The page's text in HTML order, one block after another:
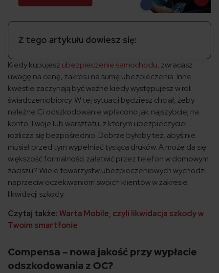
Z tego artykułu dowiesz się:
Kiedy kupujesz ubezpieczenie samochodu, zwracasz
uwagę na cenę, zakres i na sumę ubezpieczenia. Inne
kwestie zaczynają być ważne kiedy występujesz w roli
świadczeniobiorcy. W tej sytuacji będziesz chciał, żeby
należne Ci odszkodowanie wpłacono jak najszybciej na
konto Twoje lub warsztatu, z którym ubezpieczyciel
rozlicza się bezpośrednio. Dobrze byłoby też, abyś nie
musiał przed tym wypełniać tysiąca druków. A może da się
większość formalności załatwić przez telefon w domowym
zaciszu? Wiele towarzystw ubezpieczeniowych wychodzi
naprzeciw oczekiwaniom swoich klientów w zakresie
likwidacji szkody.
Czytaj także:Warta Mobile, czyli likwidacja szkody w
Twoim smartfonie
Compensa – nowa jakość przy wypłacie
odszkodowania z OC?